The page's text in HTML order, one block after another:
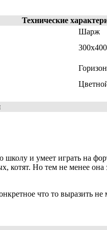
Технические
Шарж
школу и умеет играть на
Но тем не менее
что то выразить не